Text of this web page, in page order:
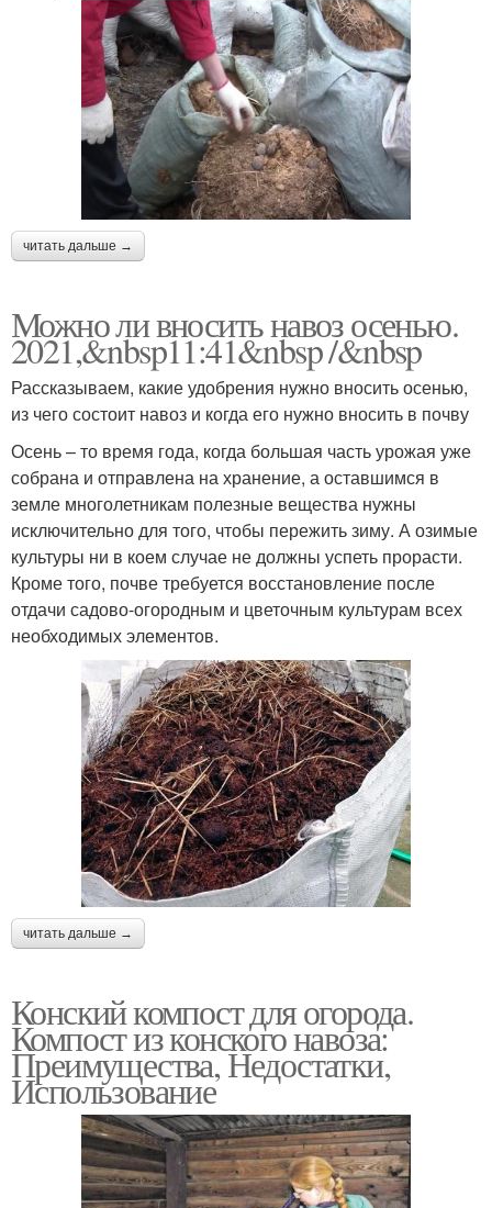
читать дальше →
Можно ли вносить навоз осенью.
2021,&nbsp11:41&nbsp /&nbsp
Рассказываем, какие удобрения нужно вносить осенью,
из чего состоит навоз и когда его нужно вносить в почву
Осень – то время года, когда большая часть урожая уже
собрана и отправлена на хранение, а оставшимся в
земле многолетникам полезные вещества нужны
исключительно для того, чтобы пережить зиму. А озимые
культуры ни в коем случае не должны успеть прорасти.
Кроме того, почве требуется восстановление после
отдачи садово-огородным и цветочным культурам всех
необходимых элементов.
читать дальше →
Конский компост для огорода.
Компост из конского навоза:
Преимущества, Недостатки,
Использование